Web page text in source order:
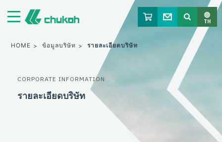
จูโค เคมิคัล อินดัสตรีส์ ลิมิเต็ด
TH
HOME ข้อมูลบริษัท รายละเอียดบริษัท
CORPORATE INFORMATION
รายละเอียดบริษัท